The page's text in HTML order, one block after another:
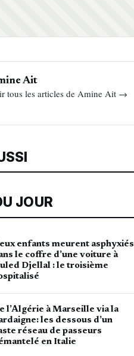
Ait
tous les articles de Amine Ait →
JOUR
enfants meurent asphyxiés
le coffre d’une voiture à
Djellal : le troisième
l’Algérie à Marseille via la
les dessous d’un
réseau de passeurs
en Italie